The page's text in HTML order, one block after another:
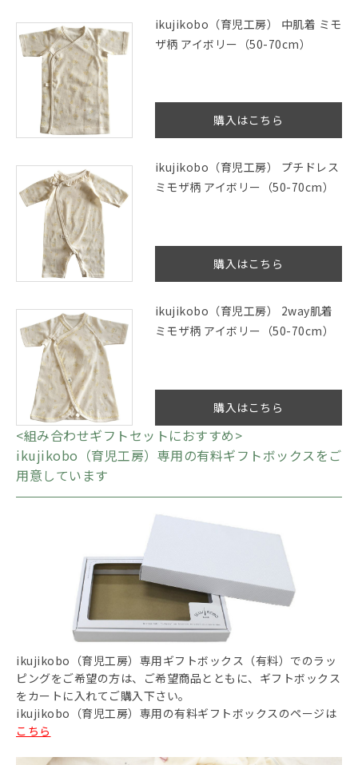
ikujikobo（育児工房） 中肌着 ミモ
ザ柄 アイボリー（50-70cm）
購入はこちら
ikujikobo（育児工房） プチドレス
ミモザ柄 アイボリー（50-70cm）
購入はこちら
ikujikobo（育児工房） 2way肌着
ミモザ柄 アイボリー（50-70cm）
購入はこちら
<組み合わせギフトセットにおすすめ>
ikujikobo（育児工房）専用の有料ギフトボックスをご
用意しています
ikujikobo（育児工房）専用ギフトボックス（有料）でのラッ
ピングをご希望の方は、ご希望商品とともに、ギフトボックス
をカートに入れてご購入下さい。
ikujikobo（育児工房）専用の有料ギフトボックスのページは
こちら